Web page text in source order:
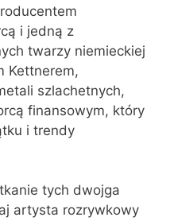
i jedną z
twarzy niemieckiej
Kettnerem,
szlachetnych,
finansowym, który
i trendy
tych dwojga
artysta rozrywkowy